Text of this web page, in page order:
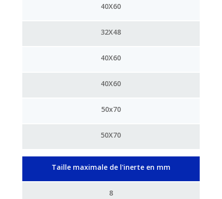
40X60
32X48
40X60
40X60
50x70
50X70
Taille maximale de l'inerte en mm
8